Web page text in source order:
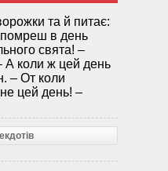
та й питає:
в день
свята! –
А коли ж цей день
– От коли
цей день! –